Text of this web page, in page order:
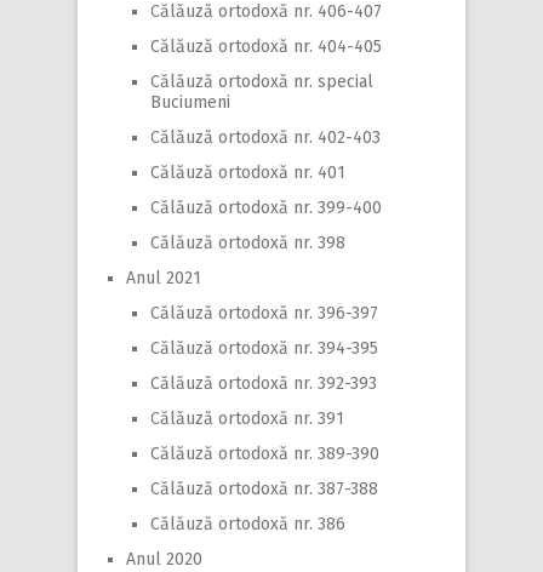
Călăuză ortodoxă nr. 406-407
Călăuză ortodoxă nr. 404-405
Călăuză ortodoxă nr. special
Buciumeni
Călăuză ortodoxă nr. 402-403
Călăuză ortodoxă nr. 401
Călăuză ortodoxă nr. 399-400
Călăuză ortodoxă nr. 398
Anul 2021
Călăuză ortodoxă nr. 396-397
Călăuză ortodoxă nr. 394-395
Călăuză ortodoxă nr. 392-393
Călăuză ortodoxă nr. 391
Călăuză ortodoxă nr. 389-390
Călăuză ortodoxă nr. 387-388
Călăuză ortodoxă nr. 386
Anul 2020